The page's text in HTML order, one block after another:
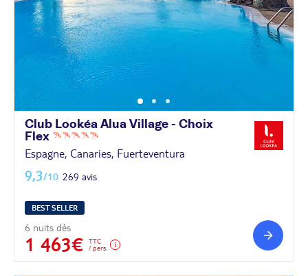
Club Lookéa Alua Village - Choix
Flex
Espagne, Canaries, Fuerteventura
9,3/10 269 avis
BEST SELLER
6 nuits dès
1 463€
TTC
/ pers.